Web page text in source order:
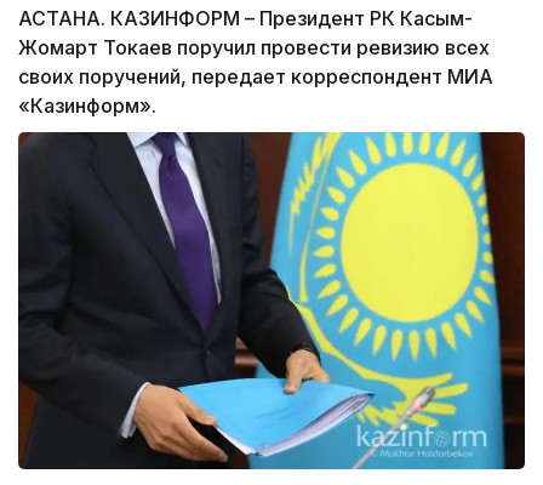
АСТАНА. КАЗИНФОРМ – Президент РК Касым-
Жомарт Токаев поручил провести ревизию всех
своих поручений, передает корреспондент МИА
«Казинформ».